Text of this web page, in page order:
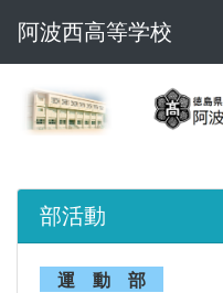
阿波西高等学校
部活動
運 動 部